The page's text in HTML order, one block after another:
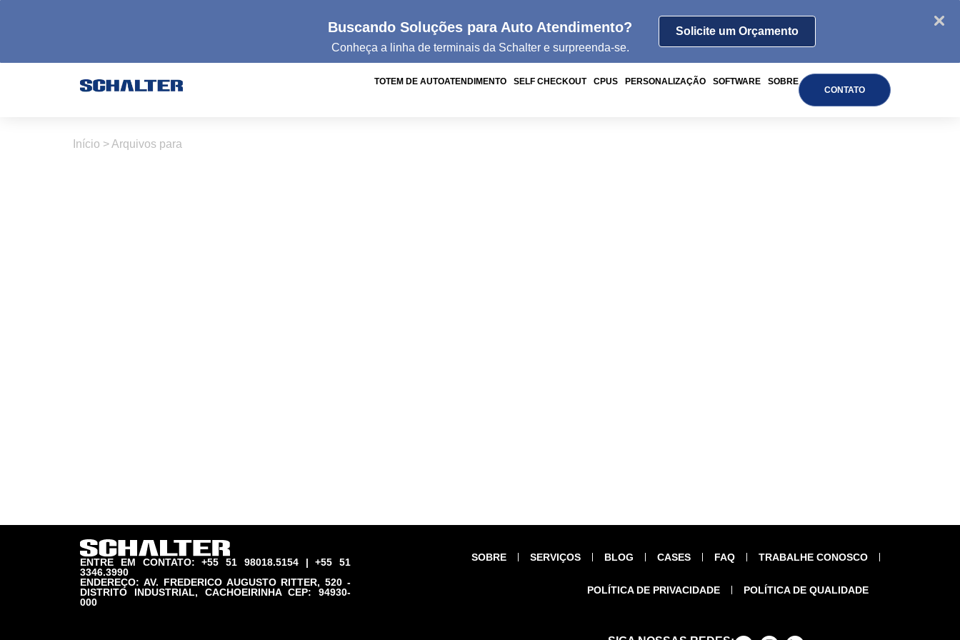
Buscando Soluções para Auto Atendimento?
Conheça a linha de terminais da Schalter e surpreenda-se.
Solicite um Orçamento
TOTEM DE AUTOATENDIMENTO SELF CHECKOUT CPUS PERSONALIZAÇÃO SOFTWARE
SOBRE
CONTATO
Início >Arquivos para
ENTRE EM CONTATO: +55 51 98018.5154 | +55 51
3346.3990
ENDEREÇO: AV. FREDERICO AUGUSTO RITTER, 520 -
DISTRITO INDUSTRIAL, CACHOEIRINHA CEP: 94930-
000
SOBRE SERVIÇOS BLOG CASES FAQ TRABALHE CONOSCO
POLÍTICA DE PRIVACIDADE POLÍTICA DE QUALIDADE